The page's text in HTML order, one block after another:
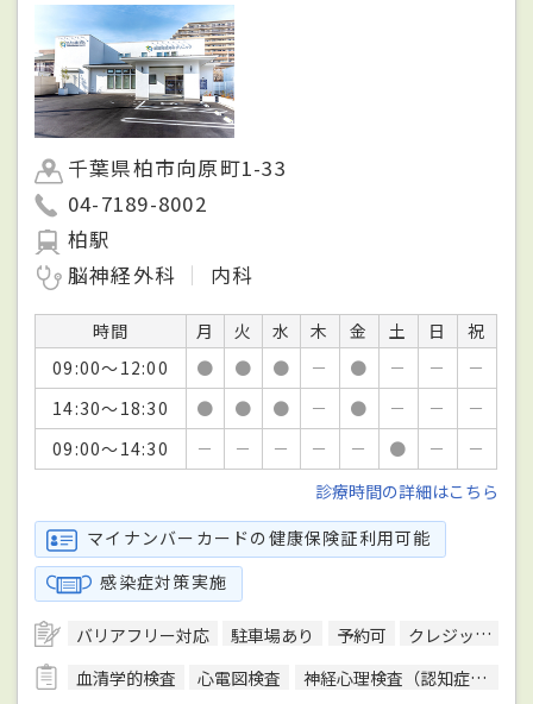
千葉県柏市向原町1-33
04-7189-8002
柏駅
脳神経外科
内科
時間 月 火 水 木 金 土 日
祝
09:00～12:00
● ● ● － ● － －
－
14:30～18:30
● ● ● － ● － －
－
09:00～14:30
－ － － － － ● －
－
診療時間の詳細はこちら
マイナンバーカードの健康保険証利用可能
感染症対策実施
バリアフリー対応 駐車場あり 予約可
クレジットカード対応
血清学的検査
心電図検査 神経心理検査（認知症検査）